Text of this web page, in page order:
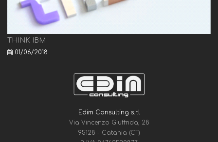
THINK IBM
01/06/2018
Edim Consulting s.r.l
Via Vincenzo Giuffrida, 28
95128 - Catania (CT)